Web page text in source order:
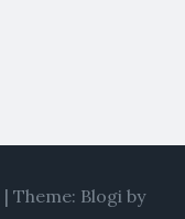
| Theme: Blogi by